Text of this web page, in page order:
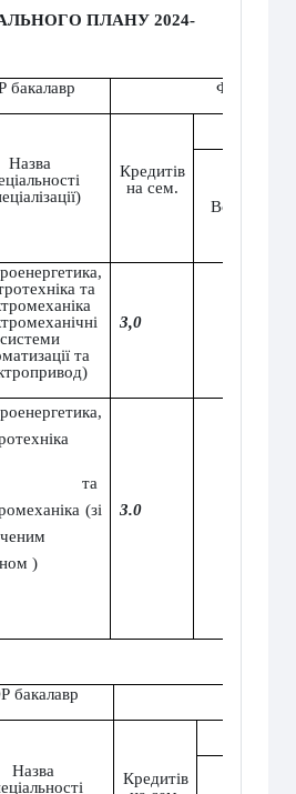
ПЛАНУ 2024-
бакалавр Форма
Назва
Кредитів
на сем.
Всього
та
системи
та
3,0
та
(зі
)
3.0
бакалавр
Назва
Кредитів